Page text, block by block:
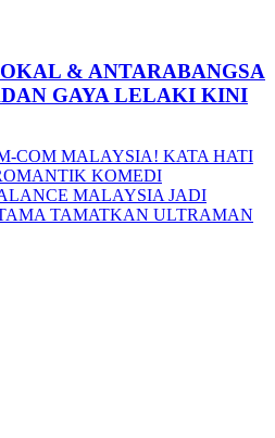
& ANTARABANGSA
GAYA LELAKI KINI
COM MALAYSIA! KATA HATI
KOMEDI
MALAYSIA JADI
TAMATKAN ULTRAMAN